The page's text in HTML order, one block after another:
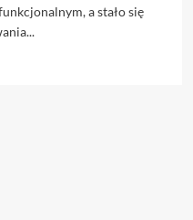
a stało się